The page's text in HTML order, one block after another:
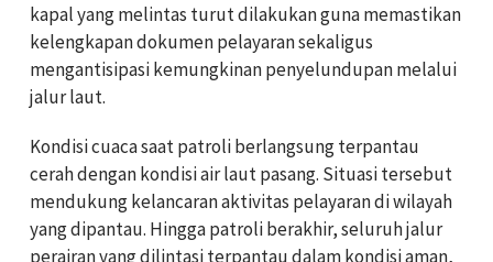
kapal yang melintas turut dilakukan guna memastikan
kelengkapan dokumen pelayaran sekaligus
mengantisipasi kemungkinan penyelundupan melalui
jalur laut.
Kondisi cuaca saat patroli berlangsung terpantau
cerah dengan kondisi air laut pasang. Situasi tersebut
mendukung kelancaran aktivitas pelayaran di wilayah
yang dipantau. Hingga patroli berakhir, seluruh jalur
perairan yang dilintasi terpantau dalam kondisi aman,